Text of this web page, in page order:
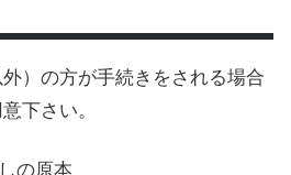
）の方が手続きをされる場合
下さい。
の原本